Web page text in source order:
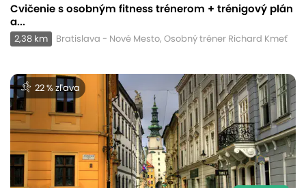
Cvičenie s osobným fitness trénerom + trénigový plán
a...
2,38 km Bratislava - Nové Mesto, Osobný tréner Richard Kmeť
22 % zľava